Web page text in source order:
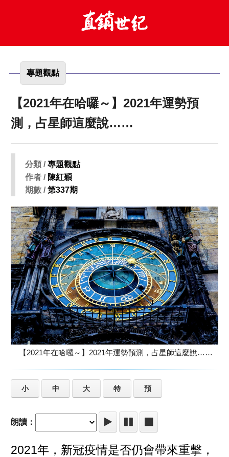
專題觀點
【2021年在哈囉～】2021年運勢預
測，占星師這麼說……
分類 /專題觀點
作者 / 陳紅穎
期數 /第337期
【2021年在哈囉～】2021年運勢預測，占星師這麼說……
小 中 大 特 預
朗讀：
2021年，新冠疫情是否仍會帶來重擊，